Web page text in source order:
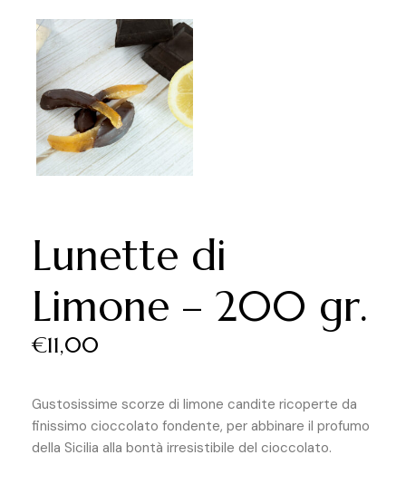
Lunette di
Limone – 200 gr.
€11,00
Gustosissime scorze di limone candite ricoperte da
finissimo cioccolato fondente, per abbinare il profumo
della Sicilia alla bontà irresistibile del cioccolato.